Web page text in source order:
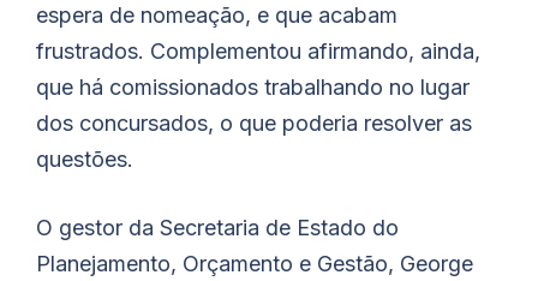
espera de nomeação, e que acabam
frustrados. Complementou afirmando, ainda,
que há comissionados trabalhando no lugar
dos concursados, o que poderia resolver as
questões.
O gestor da Secretaria de Estado do
Planejamento, Orçamento e Gestão, George